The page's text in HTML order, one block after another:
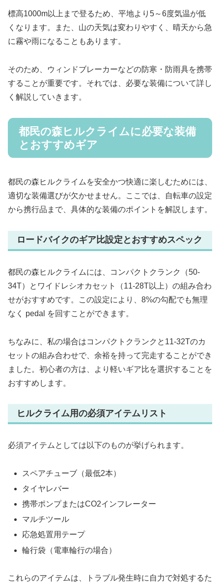
標高1000m以上まで登るため、平地より5～6度気温が低
くなります。また、山の天気は変わりやすく、晴天から急
に霧や雨になることもあります。
そのため、ウィンドブレーカーなどの防寒・防雨具を携帯
することが重要です。それでは、必要な装備について詳し
く解説していきます。
都民の森ヒルクライムに必要な装備
とおすすめギア
都民の森ヒルクライムを安全かつ快適に楽しむためには、
適切な装備選びが欠かせません。ここでは、自転車の設定
から携行品まで、具体的な装備のポイントを解説します。
ロードバイクのギア比設定とおすすめスペック
都民の森ヒルクライムには、コンパクトクランク（50-
34T）とワイドレシオカセット（11-28T以上）の組み合わ
せがおすすめです。この設定により、8%の勾配でも無理
なく pedal を回すことができます。
ちなみに、私の場合はコンパクトクランクと11-32Tのカ
セットの組み合わせで、余裕を持って完走することができ
ました。初心者の方は、より軽いギア比を選択することを
おすすめします。
ヒルクライム用の必須アイテムリスト
必須アイテムとしては以下のものが挙げられます。
スペアチューブ（最低2本）
タイヤレバー
携帯ポンプまたはCO2インフレーター
マルチツール
応急処置用テープ
輪行袋（電車輪行の場合）
これらのアイテムは、トラブル発生時に自力で対処するた